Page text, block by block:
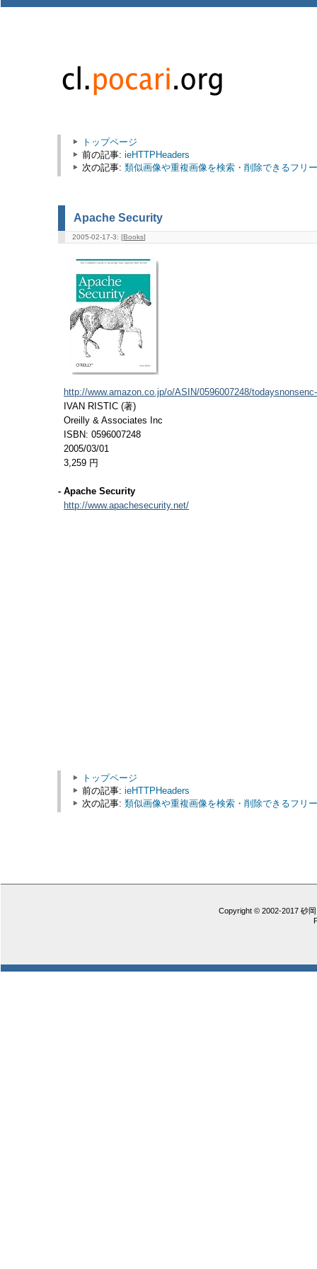
トップページ
前の記事: ieHTTPHeaders
次の記事: 類似画像や重複画像を検索・削除できるフリ
Apache Security
2005-02-17-3: [Books]
http://www.amazon.co.jp/o/ASIN/0596007248/
IVAN RISTIC (著)
Oreilly & Associates Inc
ISBN: 0596007248
2005/03/01
3,259 円
- Apache Security
http://www.apachesecurity.net/
トップページ
前の記事: ieHTTPHeaders
次の記事: 類似画像や重複画像を検索・削除できるフリ
Copyright © 2002-2017 砂